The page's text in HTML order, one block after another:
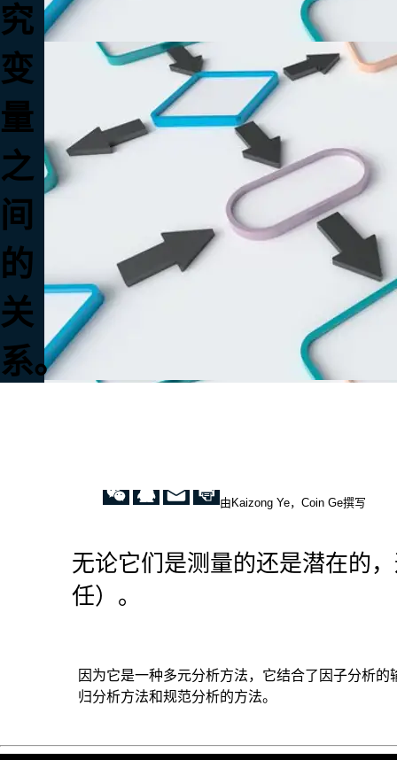
究
变
量
之
间
的
关
系。
由Kaizong Ye，Coin Ge撰写
无论它们是测量的还是潜在的
任）。
因为它是一种多元分析方法，它结合了因子分析
归分析方法和规范分析的方法。